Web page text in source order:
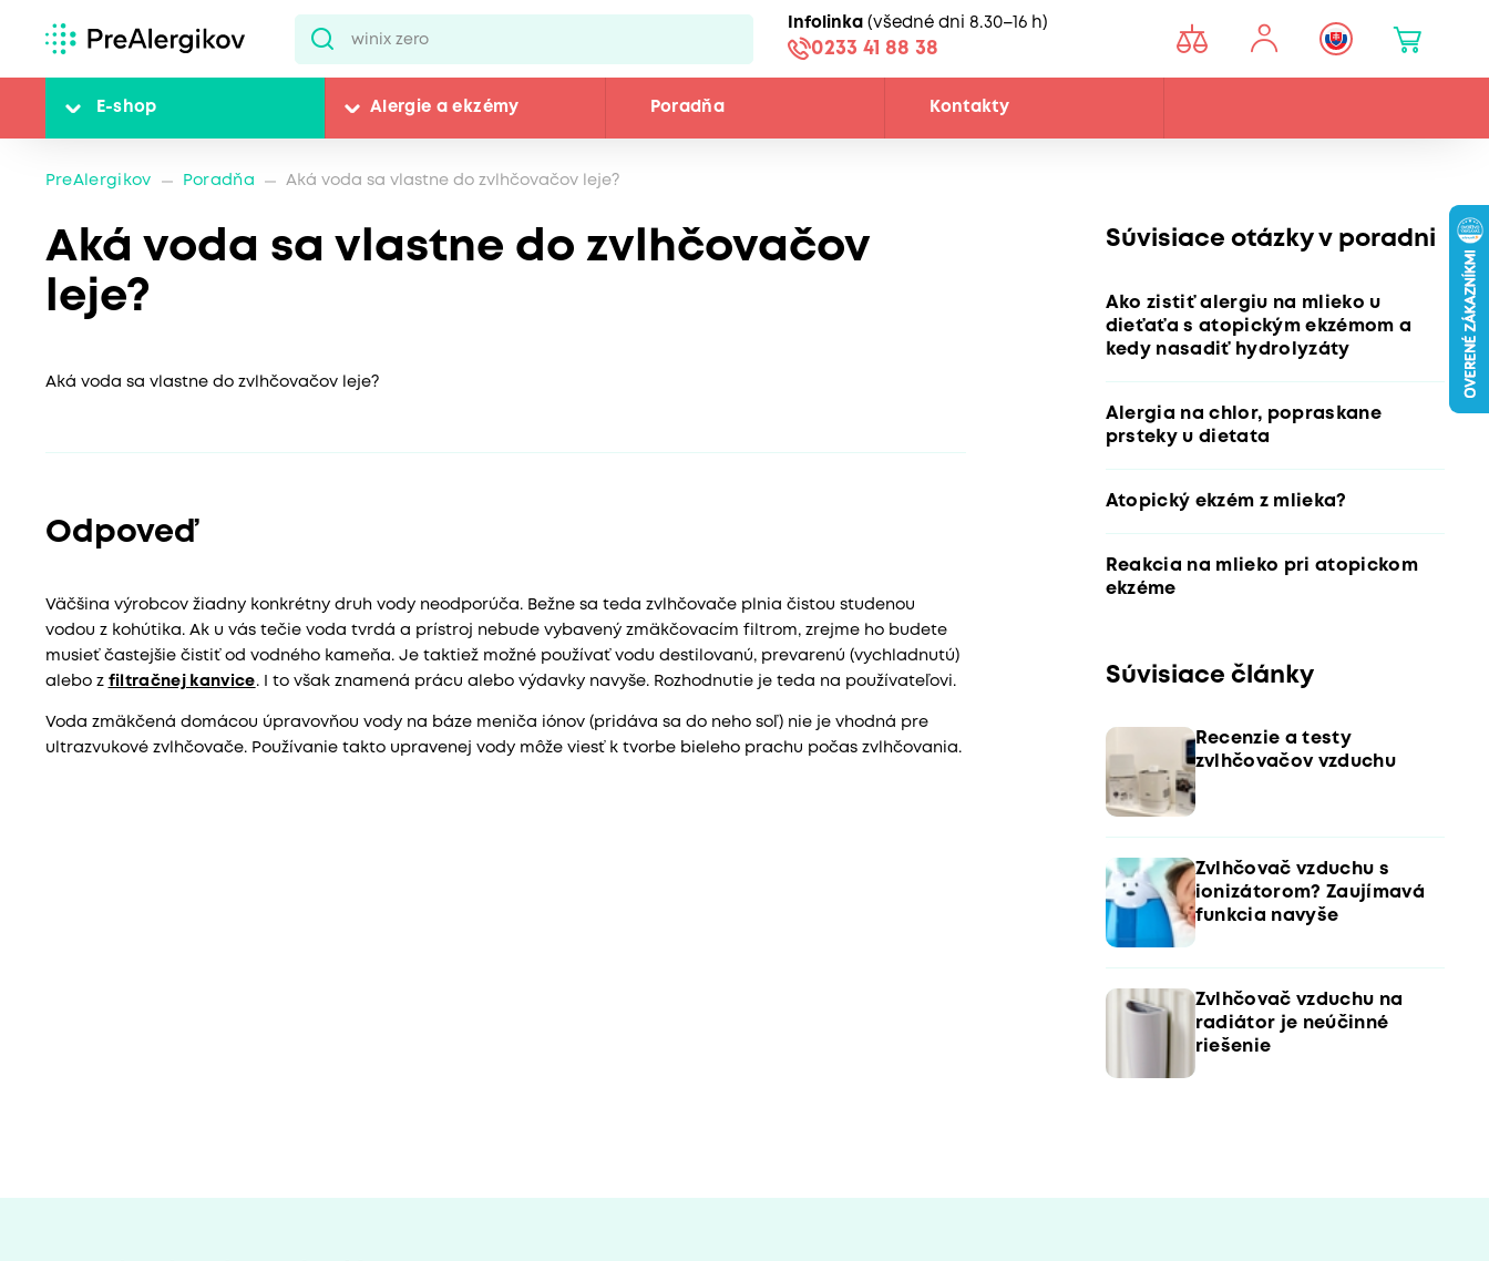
Infolinka (všedné dni 8.30–16 h)
0233 41 88 38
E-shop Alergie a ekzémy Poradňa Kontakty
PreAlergikov Poradňa Aká voda sa vlastne do zvlhčovačov leje?
Aká voda sa vlastne do zvlhčovačov
leje?
Aká voda sa vlastne do zvlhčovačov leje?
Odpoveď
Väčšina výrobcov žiadny konkrétny druh vody neodporúča. Bežne sa teda zvlhčovače plnia čistou studenou
vodou z kohútika. Ak u vás tečie voda tvrdá a prístroj nebude vybavený zmäkčovacím filtrom, zrejme ho budete
musieť častejšie čistiť od vodného kameňa. Je taktiež možné používať vodu destilovanú, prevarenú (vychladnutú)
alebo z filtračnej kanvice. I to však znamená prácu alebo výdavky navyše. Rozhodnutie je teda na používateľovi.
Voda zmäkčená domácou úpravovňou vody na báze meniča iónov (pridáva sa do neho soľ) nie je vhodná pre
ultrazvukové zvlhčovače. Používanie takto upravenej vody môže viesť k tvorbe bieleho prachu počas zvlhčovania.
Súvisiace otázky v poradni
Ako zistiť alergiu na mlieko u
dieťaťa s atopickým ekzémom a
kedy nasadiť hydrolyzáty
Alergia na chlor, popraskane
prsteky u dietata
Atopický ekzém z mlieka?
Reakcia na mlieko pri atopickom
ekzéme
Súvisiace články
Recenzie a testy
zvlhčovačov vzduchu
Zvlhčovač vzduchu s
ionizátorom? Zaujímavá
funkcia navyše
Zvlhčovač vzduchu na
radiátor je neúčinné
riešenie